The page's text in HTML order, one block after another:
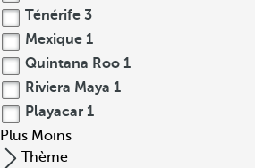
Ténérife 3
Mexique 1
Quintana Roo 1
Riviera Maya 1
Playacar 1
Plus Moins
Thème